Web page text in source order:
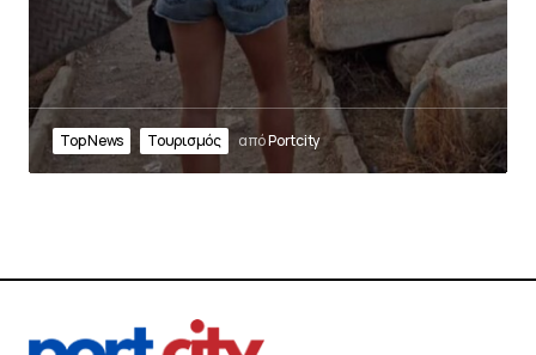
Top News Τουρισμός απόPortcity